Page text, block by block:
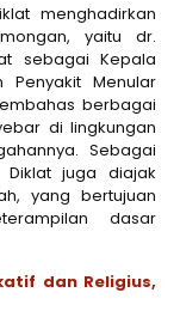
menghadirkan
yaitu dr.
sebagai Kepala
Penyakit Menular
berbagai
di lingkungan
Sebagai
juga diajak
yang bertujuan
dasar
dan Religius,